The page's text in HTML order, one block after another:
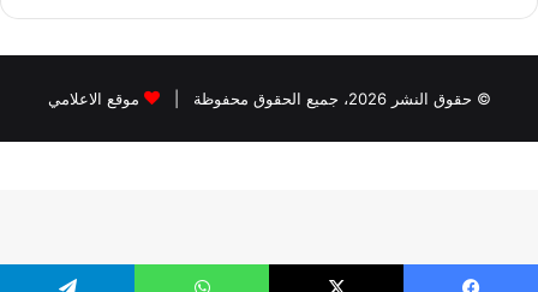
© حقوق النشر 2026، جميع الحقوق محفوظة | موقع الاعلامي